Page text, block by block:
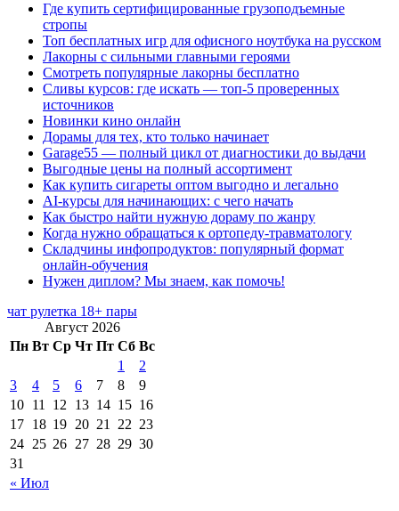
Где купить сертифицированные грузоподъемные
стропы
Топ бесплатных игр для офисного ноутбука на русском
Лакорны с сильными главными героями
Смотреть популярные лакорны бесплатно
Сливы курсов: где искать — топ-5 проверенных
источников
Новинки кино онлайн
Дорамы для тех, кто только начинает
Garage55 — полный цикл от диагностики до выдачи
Выгодные цены на полный ассортимент
Как купить сигареты оптом выгодно и легально
AI-курсы для начинающих: с чего начать
Как быстро найти нужную дораму по жанру
Когда нужно обращаться к ортопеду-травматологу
Складчины инфопродуктов: популярный формат
онлайн-обучения
Нужен диплом? Мы знаем, как помочь!
чат рулетка 18+ пары
Август 2026
Пн Вт Ср Чт Пт Сб Вс
« Июл
1
2
3
4 5 6 7 8
9
10 11 12 13 14 15 16
17 18 19 20 21 22 23
24 25 26 27 28 29 30
31